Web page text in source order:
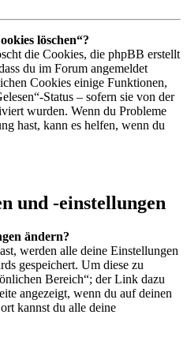
löschen“?
die Cookies, die phpBB erstellt
du im Forum angemeldet
Cookies einige Funktionen,
Status – sofern sie von der
wurden. Wenn du Probleme
hast, kann es helfen, wenn du
und -einstellungen
ändern?
werden alle deine Einstellungen
gespeichert. Um diese zu
Bereich“; der Link dazu
angezeigt, wenn du auf deinen
kannst du alle deine